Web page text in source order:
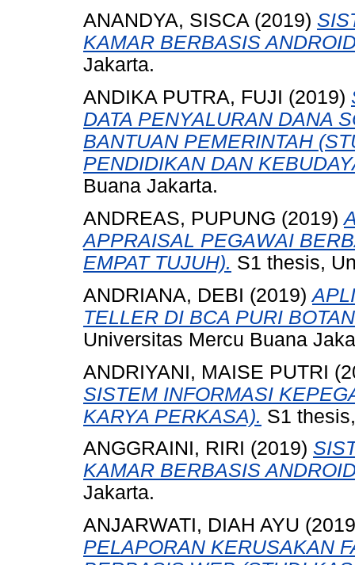
ANANDYA, SISCA(2019)
KAMAR BERBASIS
Jakarta.
ANDIKA PUTRA, FUJI (2019)
DATA PENYALURAN DANA
BANTUAN PEMERINTAH
PENDIDIKAN DAN
Buana Jakarta.
ANDREAS, PUPUNG (2019)
APPRAISAL PEGAWAI
EMPAT TUJUH). S1 thesis,
ANDRIANA, DEBI (2019)
TELLER DI BCA PURI
Universitas Mercu Buana
ANDRIYANI, MAISE PUTRI
SISTEM INFORMASI
KARYA PERKASA). S1
ANGGRAINI, RIRI (2019)
KAMAR BERBASIS
Jakarta.
ANJARWATI, DIAH AYU
PELAPORAN KERUSAKAN